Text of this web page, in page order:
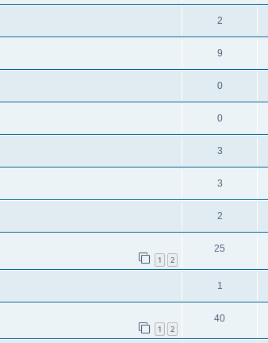
2
9
0
0
3
3
2
1 2
25
1
1 2
40